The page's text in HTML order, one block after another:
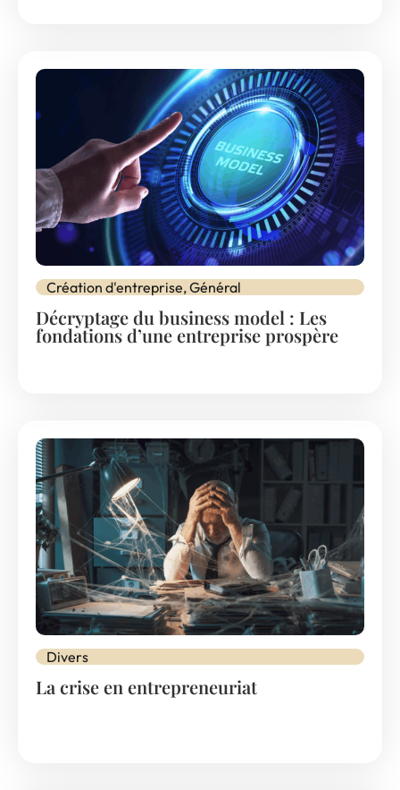
Création d'entreprise,Général
Décryptage du business model : Les
fondations d’une entreprise prospère
Divers
La crise en entrepreneuriat